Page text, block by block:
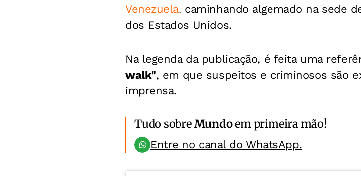
Venezuela, caminhando algemado na sede
dos Estados Unidos.
Na legenda da publicação, é feita uma
walk", em que suspeitos e criminosos são
imprensa.
Tudo sobreMundoem primeira mão!
Entre no canal do WhatsApp.